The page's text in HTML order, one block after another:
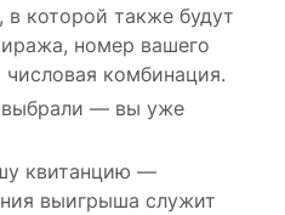
которой также будут
номер вашего
комбинация.
выбрали — вы уже
квитанцию —
выигрыша служит